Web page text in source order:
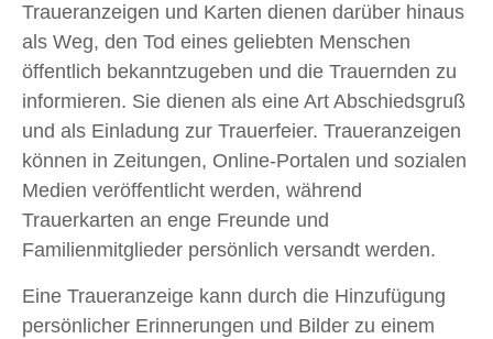
Traueranzeigen und Karten dienen darüber hinaus
als Weg, den Tod eines geliebten Menschen
öffentlich bekanntzugeben und die Trauernden zu
informieren. Sie dienen als eine Art Abschiedsgruß
und als Einladung zur Trauerfeier. Traueranzeigen
können in Zeitungen, Online-Portalen und sozialen
Medien veröffentlicht werden, während
Trauerkarten an enge Freunde und
Familienmitglieder persönlich versandt werden.
Eine Traueranzeige kann durch die Hinzufügung
persönlicher Erinnerungen und Bilder zu einem